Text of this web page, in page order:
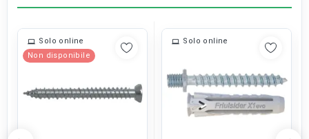
Solo online
Non disponibile
Solo online